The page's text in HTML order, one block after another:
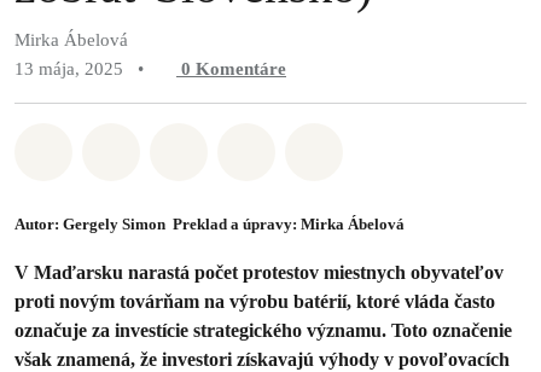
Mirka Ábelová
13 mája, 2025
• 0 Komentáre
Autor: Gergely Simon Preklad a úpravy: Mirka Ábelová
V Maďarsku narastá počet protestov miestnych obyvateľov
proti novým továrňam na výrobu batérií, ktoré vláda často
označuje za investície strategického významu. Toto označenie
však znamená, že investori získavajú výhody v povoľovacích